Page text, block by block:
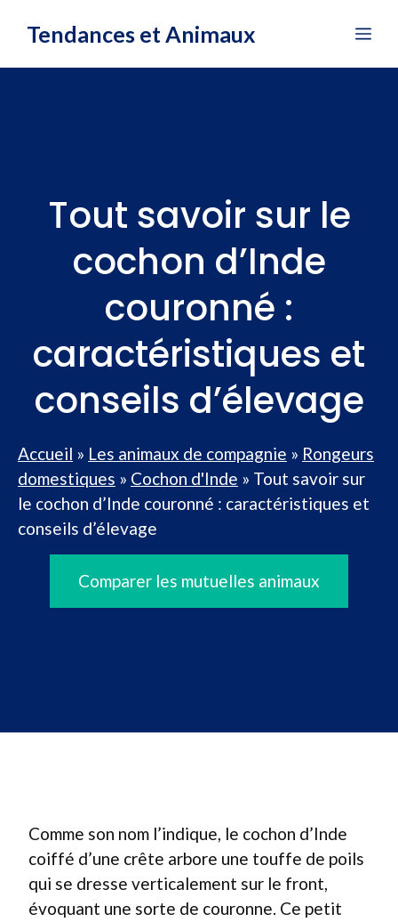
Tendances et Animaux
Tout savoir sur le
cochon d’Inde
couronné :
caractéristiques et
conseils d’élevage
Accueil » Les animaux de compagnie » Rongeurs
domestiques » Cochon d'Inde » Tout savoir sur
le cochon d’Inde couronné : caractéristiques et
conseils d’élevage
Comparer les mutuelles animaux
Comme son nom l’indique, le cochon d’Inde
coiffé d’une crête arbore une touffe de poils
qui se dresse verticalement sur le front,
évoquant une sorte de couronne. Ce petit